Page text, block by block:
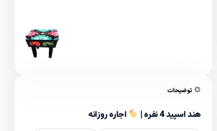
توضیحات
هند اسپید 4 نفره | اجاره روزانه